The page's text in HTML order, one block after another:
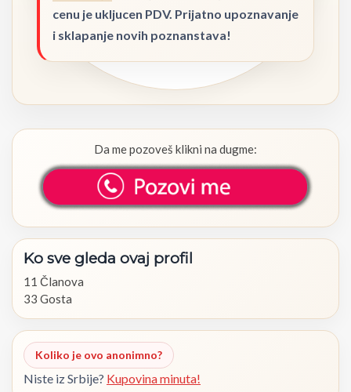
cenu je ukljucen PDV. Prijatno upoznavanje
i sklapanje novih poznanstava!
Da me pozoveš klikni na dugme:
Ko sve gleda ovaj profil
11 Članova
33 Gosta
Koliko je ovo anonimno?
Niste iz Srbije? Kupovina minuta!